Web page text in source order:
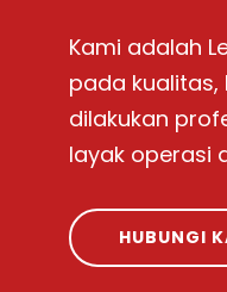
SLO adalah
Selain
memberikan
penggunaan
HUBUNGI